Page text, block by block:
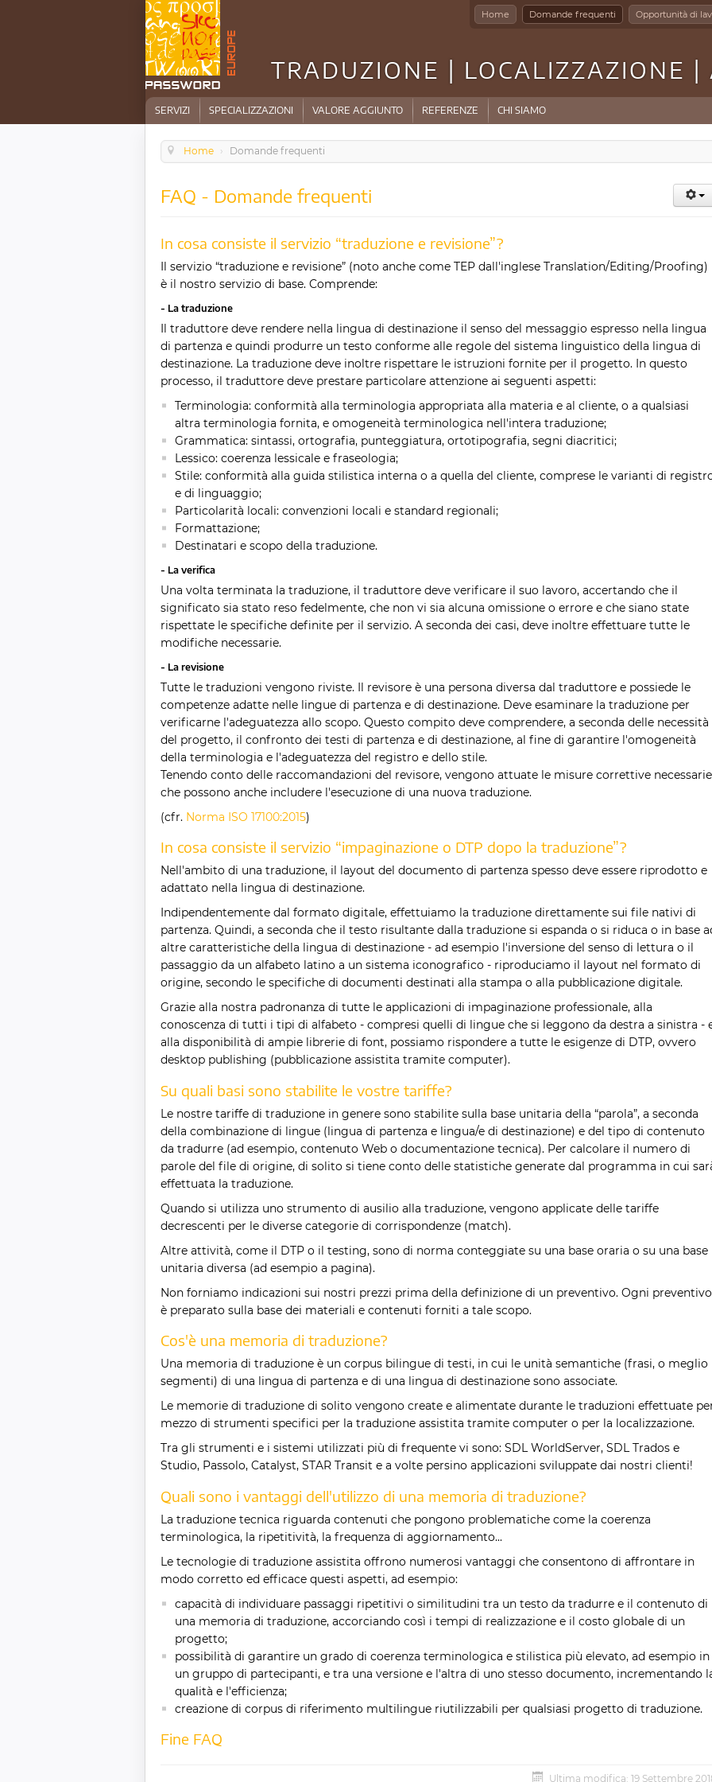
TRADUZIONE | LOCALIZZAZIONE |
Home Domande frequenti Opportunità di
SERVIZI SPECIALIZZAZIONI VALORE AGGIUNTO REFERENZE CHI SIAMO
Home › Domande frequenti
FAQ - Domande frequenti
In cosa consiste il servizio “traduzione e revisione”?
Il servizio “traduzione e revisione” (noto anche come TEP dall'inglese Translation/Editing/Proofing)
è il nostro servizio di base. Comprende:
- La traduzione
Il traduttore deve rendere nella lingua di destinazione il senso del messaggio espresso nella lingua
di partenza e quindi produrre un testo conforme alle regole del sistema linguistico della lingua di
destinazione. La traduzione deve inoltre rispettare le istruzioni fornite per il progetto. In questo
processo, il traduttore deve prestare particolare attenzione ai seguenti aspetti:
Terminologia: conformità alla terminologia appropriata alla materia e al cliente, o a qualsiasi
altra terminologia fornita, e omogeneità terminologica nell'intera traduzione;
Grammatica: sintassi, ortografia, punteggiatura, ortotipografia, segni diacritici;
Lessico: coerenza lessicale e fraseologia;
Stile: conformità alla guida stilistica interna o a quella del cliente, comprese le varianti di
e di linguaggio;
Particolarità locali: convenzioni locali e standard regionali;
Formattazione;
Destinatari e scopo della traduzione.
- La verifica
Una volta terminata la traduzione, il traduttore deve verificare il suo lavoro, accertando che il
significato sia stato reso fedelmente, che non vi sia alcuna omissione o errore e che siano state
rispettate le specifiche definite per il servizio. A seconda dei casi, deve inoltre effettuare tutte le
modifiche necessarie.
- La revisione
Tutte le traduzioni vengono riviste. Il revisore è una persona diversa dal traduttore e possiede le
competenze adatte nelle lingue di partenza e di destinazione. Deve esaminare la traduzione per
verificarne l'adeguatezza allo scopo. Questo compito deve comprendere, a seconda delle necessità
del progetto, il confronto dei testi di partenza e di destinazione, al fine di garantire l'omogeneità
della terminologia e l'adeguatezza del registro e dello stile.
Tenendo conto delle raccomandazioni del revisore, vengono attuate le misure correttive
che possono anche includere l'esecuzione di una nuova traduzione.
(cfr. Norma ISO 17100:2015)
In cosa consiste il servizio “impaginazione o DTP dopo la traduzione”?
Nell'ambito di una traduzione, il layout del documento di partenza spesso deve essere riprodotto e
adattato nella lingua di destinazione.
Indipendentemente dal formato digitale, effettuiamo la traduzione direttamente sui file nativi di
partenza. Quindi, a seconda che il testo risultante dalla traduzione si espanda o si riduca o in base
altre caratteristiche della lingua di destinazione - ad esempio l'inversione del senso di lettura o il
passaggio da un alfabeto latino a un sistema iconografico - riproduciamo il layout nel formato di
origine, secondo le specifiche di documenti destinati alla stampa o alla pubblicazione digitale.
Grazie alla nostra padronanza di tutte le applicazioni di impaginazione professionale, alla
conoscenza di tutti i tipi di alfabeto - compresi quelli di lingue che si leggono da destra a sinistra -
alla disponibilità di ampie librerie di font, possiamo rispondere a tutte le esigenze di DTP, ovvero
desktop publishing (pubblicazione assistita tramite computer).
Su quali basi sono stabilite le vostre tariffe?
Le nostre tariffe di traduzione in genere sono stabilite sulla base unitaria della “parola”, a seconda
della combinazione di lingue (lingua di partenza e lingua/e di destinazione) e del tipo di contenuto
da tradurre (ad esempio, contenuto Web o documentazione tecnica). Per calcolare il numero di
parole del file di origine, di solito si tiene conto delle statistiche generate dal programma in cui
effettuata la traduzione.
Quando si utilizza uno strumento di ausilio alla traduzione, vengono applicate delle tariffe
decrescenti per le diverse categorie di corrispondenze (match).
Altre attività, come il DTP o il testing, sono di norma conteggiate su una base oraria o su una base
unitaria diversa (ad esempio a pagina).
Non forniamo indicazioni sui nostri prezzi prima della definizione di un preventivo. Ogni preventivo
è preparato sulla base dei materiali e contenuti forniti a tale scopo.
Cos'è una memoria di traduzione?
Una memoria di traduzione è un corpus bilingue di testi, in cui le unità semantiche (frasi, o meglio
segmenti) di una lingua di partenza e di una lingua di destinazione sono associate.
Le memorie di traduzione di solito vengono create e alimentate durante le traduzioni effettuate
mezzo di strumenti specifici per la traduzione assistita tramite computer o per la localizzazione.
Tra gli strumenti e i sistemi utilizzati più di frequente vi sono: SDL WorldServer, SDL Trados e
Studio, Passolo, Catalyst, STAR Transit e a volte persino applicazioni sviluppate dai nostri clienti!
Quali sono i vantaggi dell'utilizzo di una memoria di traduzione?
La traduzione tecnica riguarda contenuti che pongono problematiche come la coerenza
terminologica, la ripetitività, la frequenza di aggiornamento...
Le tecnologie di traduzione assistita offrono numerosi vantaggi che consentono di affrontare in
modo corretto ed efficace questi aspetti, ad esempio:
capacità di individuare passaggi ripetitivi o similitudini tra un testo da tradurre e il contenuto di
una memoria di traduzione, accorciando così i tempi di realizzazione e il costo globale di un
progetto;
possibilità di garantire un grado di coerenza terminologica e stilistica più elevato, ad esempio in
un gruppo di partecipanti, e tra una versione e l'altra di uno stesso documento, incrementando
qualità e l'efficienza;
creazione di corpus di riferimento multilingue riutilizzabili per qualsiasi progetto di traduzione.
Fine FAQ
Ultima modifica: 19 Settembre